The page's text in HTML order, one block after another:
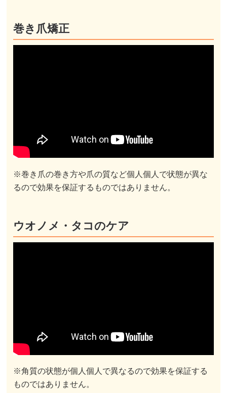
巻き爪矯正
※巻き爪の巻き方や爪の質など個人個人で状態が異な
るので効果を保証するものではありません。
ウオノメ・タコのケア
※角質の状態が個人個人で異なるので効果を保証する
ものではありません。